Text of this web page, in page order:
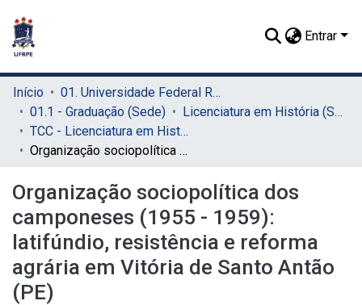
Entrar
Início
01. Universidade Federal Rural de Pernambuco - UFRPE (Sede)
01.1 - Graduação (Sede)
Licenciatura em História (Sede)
TCC - Licenciatura em História (Sede)
Organização sociopolítica dos camponeses (1955 - 1959): latifúndio, resistência e reforma agrária em Vitória de Santo Antão (PE)
Organização sociopolítica dos
camponeses (1955 - 1959):
latifúndio, resistência e reforma
agrária em Vitória de Santo Antão
(PE)